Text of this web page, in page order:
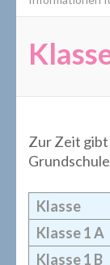
Zur Zeit gibt
Klasse
Klasse 1 A
Klasse 1 B